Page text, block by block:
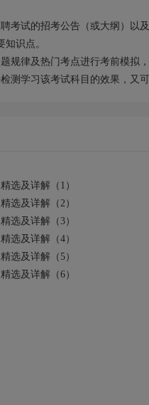
考试的招考公告（或大纲）以
识点。
规律及热门考点进行考前模拟
测学习该考试科目的效果，又
选及详解（1 ）
选及详解（2）
选及详解（3）
选及详解（4）
选及详解（5）
选及详解（6）